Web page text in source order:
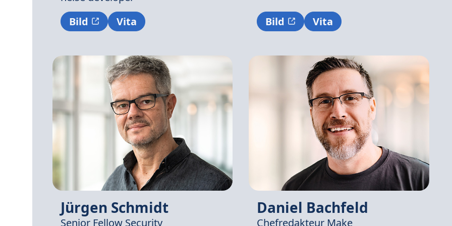
Bild
Vita Bild Vita
Jürgen Schmidt
Senior Fellow Security
Daniel Bachfeld
Chefredakteur Make